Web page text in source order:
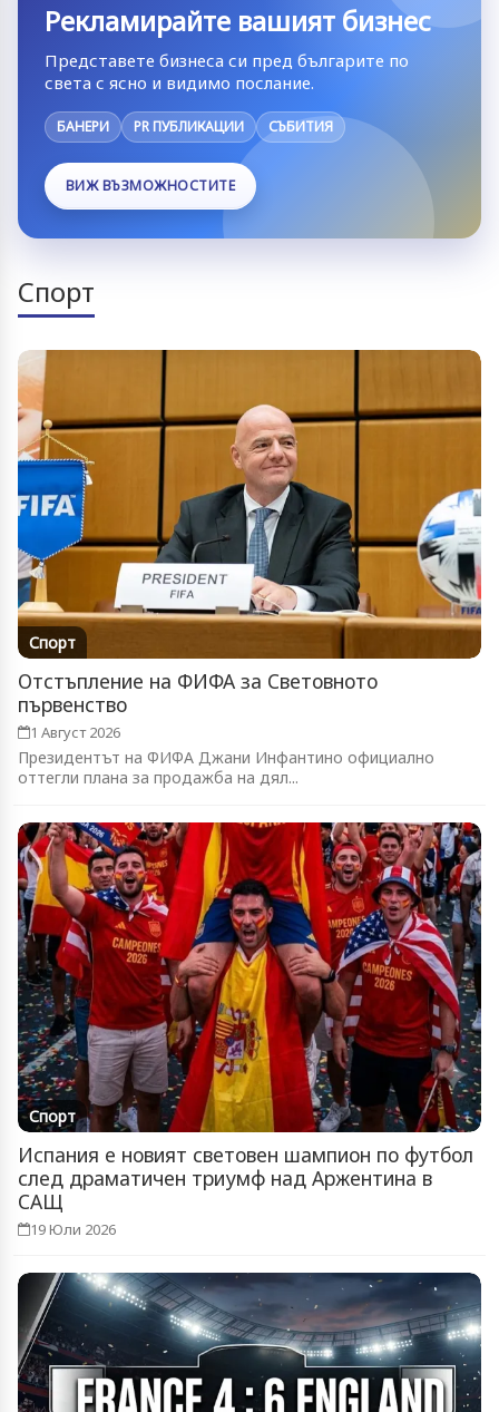
Рекламирайте вашият бизнес
Представете бизнеса си пред българите по
света с ясно и видимо послание.
БАНЕРИ PR ПУБЛИКАЦИИ СЪБИТИЯ
ВИЖ ВЪЗМОЖНОСТИТЕ
Спорт
Спорт
Отстъпление на ФИФА за Световното
първенство
1 Август 2026
Президентът на ФИФА Джани Инфантино официално
оттегли плана за продажба на дял...
Спорт
Испания е новият световен шампион по футбол
след драматичен триумф над Аржентина в
САЩ
19 Юли 2026